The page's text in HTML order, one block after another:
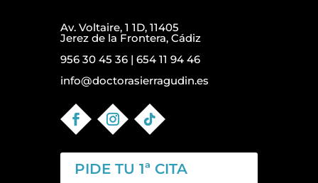
Av. Voltaire, 1 1D, 11405
Jerez de la Frontera, Cádiz
956 30 45 36| 654 11 94 46
info@doctorasierragudin.es
PIDE TU 1ª CITA